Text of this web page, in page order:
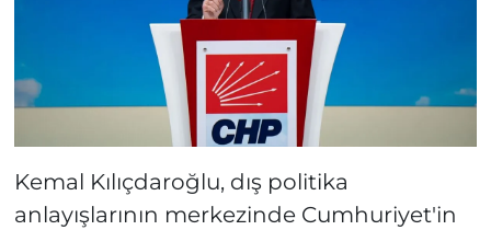
Kemal Kılıçdaroğlu, dış politika
anlayışlarının merkezinde Cumhuriyet'in